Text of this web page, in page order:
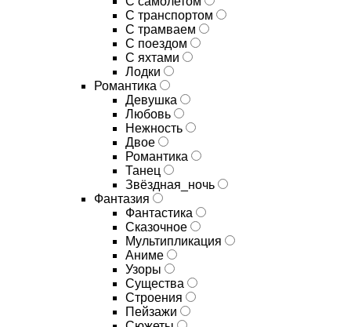
С транспортом
С трамваем
С поездом
С яхтами
Лодки
Романтика
Девушка
Любовь
Нежность
Двое
Романтика
Танец
Звёздная_ночь
Фантазия
Фантастика
Сказочное
Мультипликация
Аниме
Узоры
Существа
Строения
Пейзажи